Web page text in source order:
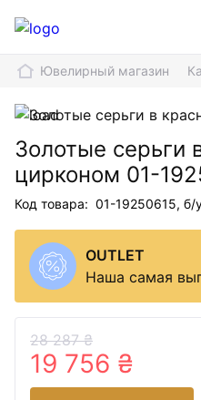
Ювелирный магазин
Золотые серьги
цирконом 01-
Код товара: 01-19250615, б/
OUTLET
Наша самая
28 287 ₴
19 756 ₴